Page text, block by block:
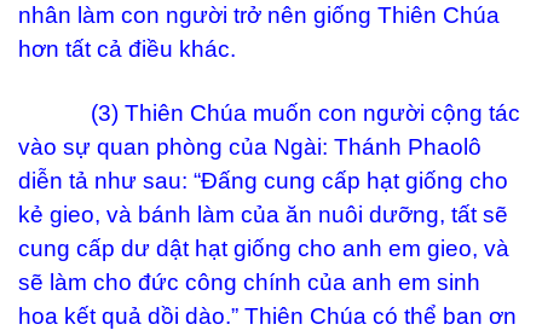
nhân làm con người trở nên giống Thiên Chúa
hơn tất cả điều khác.
(3) Thiên Chúa muốn con người cộng tác
vào sự quan phòng của Ngài: Thánh Phaolô
diễn tả như sau: “Đấng cung cấp hạt giống cho
kẻ gieo, và bánh làm của ăn nuôi dưỡng, tất sẽ
cung cấp dư dật hạt giống cho anh em gieo, và
sẽ làm cho đức công chính của anh em sinh
hoa kết quả dồi dào.” Thiên Chúa có thể ban ơn